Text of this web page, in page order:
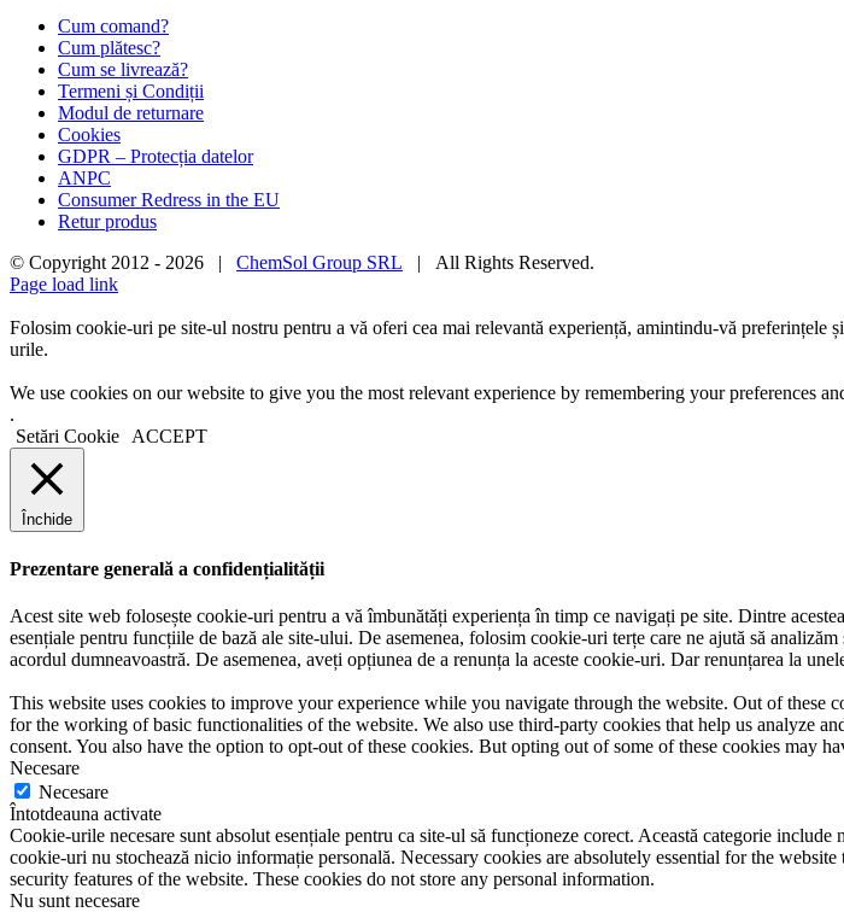
Cum comand?
Cum plătesc?
Cum se livrează?
Termeni și Condiții
Modul de returnare
Cookies
GDPR – Protecția datelor
ANPC
Consumer Redress in the EU
Retur produs
© Copyright 2012 - 2026 | ChemSol Group SRL | All Rights Reserved.
Page load link
Folosim cookie-uri pe site-ul nostru pentru a vă oferi cea mai relevantă experiență, amintindu-vă
urile.
We use cookies on our website to give you the most relevant experience by remembering your preferences
.
Setări Cookie
ACCEPT
Închide
Prezentare generală a confidențialității
Acest site web folosește cookie-uri pentru a vă îmbunătăți experiența în timp ce navigați pe site. Dintre
esențiale pentru funcțiile de bază ale site-ului. De asemenea, folosim cookie-uri terțe care ne ajută să
acordul dumneavoastră. De asemenea, aveți opțiunea de a renunța la aceste cookie-uri. Dar renunțarea la
This website uses cookies to improve your experience while you navigate through the website. Out of these
for the working of basic functionalities of the website. We also use third-party cookies that help us analyze
consent. You also have the option to opt-out of these cookies. But opting out of some of these cookies may
Necesare
Necesare
Întotdeauna activate
Cookie-urile necesare sunt absolut esențiale pentru ca site-ul să funcționeze corect. Această categorie
cookie-uri nu stochează nicio informație personală. Necessary cookies are absolutely essential for the
security features of the website. These cookies do not store any personal information.
Nu sunt necesare